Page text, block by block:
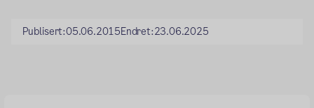
Publisert:05.06.2015Endret:23.06.2025